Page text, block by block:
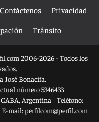
Contáctenos
Privacidad
Tránsito
2006-2026 - Todos los
José Bonacifa.
número 5346433
CABA, Argentina | Teléfono:
mail:perfilcom@perfil.com